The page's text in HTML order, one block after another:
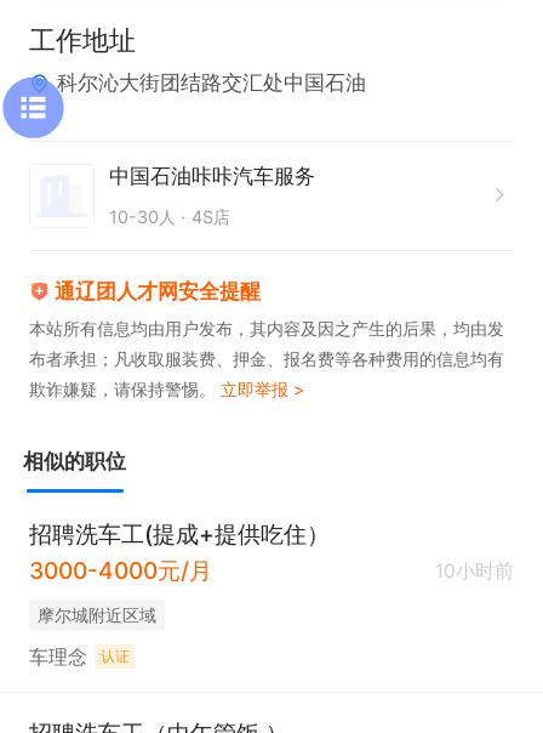
工作地址
科尔沁大街团结路交汇处中国石油
中国石油咔咔汽车服务
10-30人 4S店
通辽团人才网安全提醒
本站所有信息均由用户发布，其内容及因之产生的后果，均由发
布者承担；凡收取服装费、押金、报名费等各种费用的信息均有
欺诈嫌疑，请保持警惕。 立即举报 >
相似的职位
招聘洗车工(提成+提供吃住）
3000-4000元/月
10小时前
摩尔城附近区域
车理念 认证